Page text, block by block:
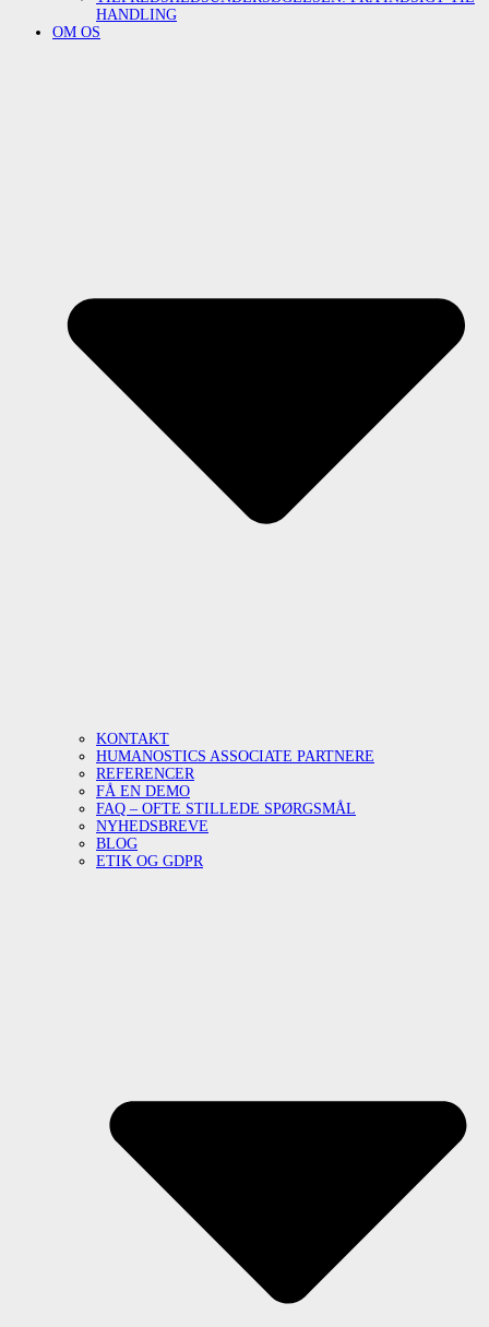
HANDLING
OM OS
KONTAKT
HUMANOSTICS ASSOCIATE PARTNERE
REFERENCER
FÅ EN DEMO
FAQ – OFTE STILLEDE SPØRGSMÅL
NYHEDSBREVE
BLOG
ETIK OG GDPR